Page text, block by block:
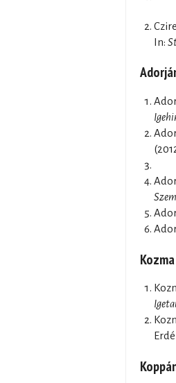
In: